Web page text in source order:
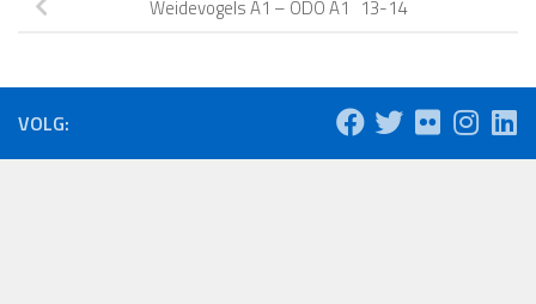
Weidevogels A1 – ODO A1 13-14
VOLG: